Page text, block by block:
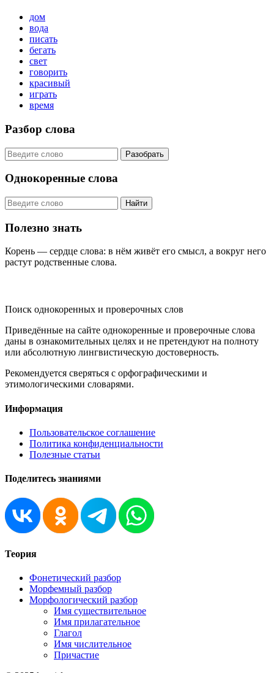
дом
вода
писать
бегать
свет
говорить
красивый
играть
время
Разбор слова
Разобрать
Однокоренные слова
Найти
Полезно знать
Корень — сердце слова: в нём живёт его смысл, а вокруг него
растут родственные слова.
Поиск однокоренных и проверочных слов
Приведённые на сайте однокоренные и проверочные слова
даны в ознакомительных целях и не претендуют на полноту
или абсолютную лингвистическую достоверность.
Рекомендуется сверяться с орфографическими и
этимологическими словарями.
Информация
Пользовательское соглашение
Политика конфиденциальности
Полезные статьи
Поделитесь знаниями
Теория
Фонетический разбор
Морфемный разбор
Морфологический разбор
Имя существительное
Имя прилагательное
Глагол
Имя числительное
Причастие